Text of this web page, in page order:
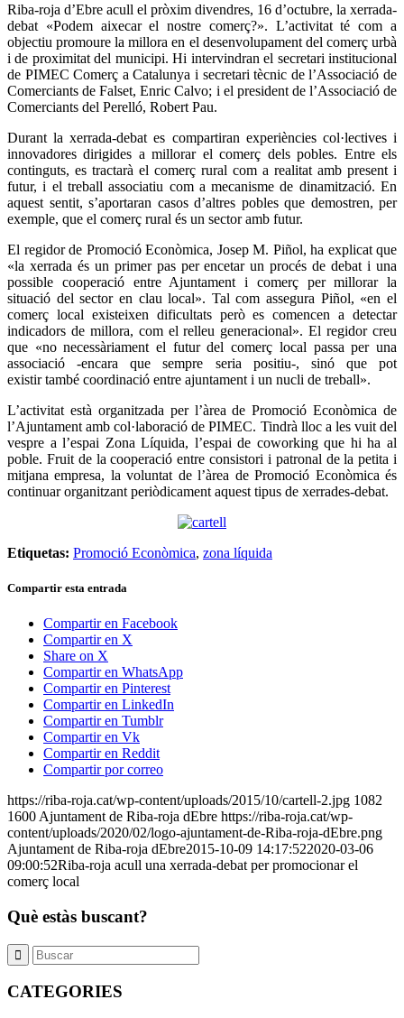
Riba-roja d’Ebre acull el pròxim divendres, 16 d’octubre, la xerrada-
debat «Podem aixecar el nostre comerç?». L’activitat té com a
objectiu promoure la millora en el desenvolupament del comerç urbà
i de proximitat del municipi. Hi intervindran el secretari institucional
de PIMEC Comerç a Catalunya i secretari tècnic de l’Associació de
Comerciants de Falset, Enric Calvo; i el president de l’Associació de
Comerciants del Perelló, Robert Pau.
Durant la xerrada-debat es compartiran experiències col·lectives i
innovadores dirigides a millorar el comerç dels pobles. Entre els
continguts, es tractarà el comerç rural com a realitat amb present i
futur, i el treball associatiu com a mecanisme de dinamització. En
aquest sentit, s’aportaran casos d’altres pobles que demostren, per
exemple, que el comerç rural és un sector amb futur.
El regidor de Promoció Econòmica, Josep M. Piñol, ha explicat que
«la xerrada és un primer pas per encetar un procés de debat i una
possible cooperació entre Ajuntament i comerç per millorar la
situació del sector en clau local». Tal com assegura Piñol, «en el
comerç local existeixen dificultats però es comencen a detectar
indicadors de millora, com el relleu generacional». El regidor creu
que «no necessàriament el futur del comerç local passa per una
associació -encara que sempre seria positiu-, sinó que pot
existir també coordinació entre ajuntament i un nucli de treball».
L’activitat està organitzada per l’àrea de Promoció Econòmica de
l’Ajuntament amb col·laboració de PIMEC. Tindrà lloc a les vuit del
vespre a l’espai Zona Líquida, l’espai de coworking que hi ha al
poble. Fruit de la cooperació entre consistori i patronal de la petita i
mitjana empresa, la voluntat de l’àrea de Promoció Econòmica és
continuar organitzant periòdicament aquest tipus de xerrades-debat.
Etiquetas: Promoció Econòmica, zona líquida
Compartir esta entrada
Compartir en Facebook
Compartir en X
Share on X
Compartir en WhatsApp
Compartir en Pinterest
Compartir en LinkedIn
Compartir en Tumblr
Compartir en Vk
Compartir en Reddit
Compartir por correo
https://riba-roja.cat/wp-content/uploads/2015/10/cartell-2.jpg 1082
1600 Ajuntament de Riba-roja dEbre https://riba-roja.cat/wp-
content/uploads/2020/02/logo-ajuntament-de-Riba-roja-dEbre.png
Ajuntament de Riba-roja dEbre2015-10-09 14:17:522020-03-06
09:00:52Riba-roja acull una xerrada-debat per promocionar el
comerç local
Què estàs buscant?
CATEGORIES